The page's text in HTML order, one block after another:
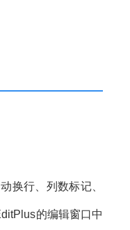
换行、列数标记、
的编辑窗口中